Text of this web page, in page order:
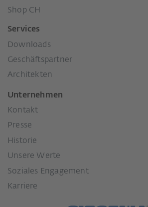
Shop CH
Services
Downloads
Geschäftspartner
Architekten
Unternehmen
Kontakt
Presse
Historie
Unsere Werte
Soziales Engagement
Karriere